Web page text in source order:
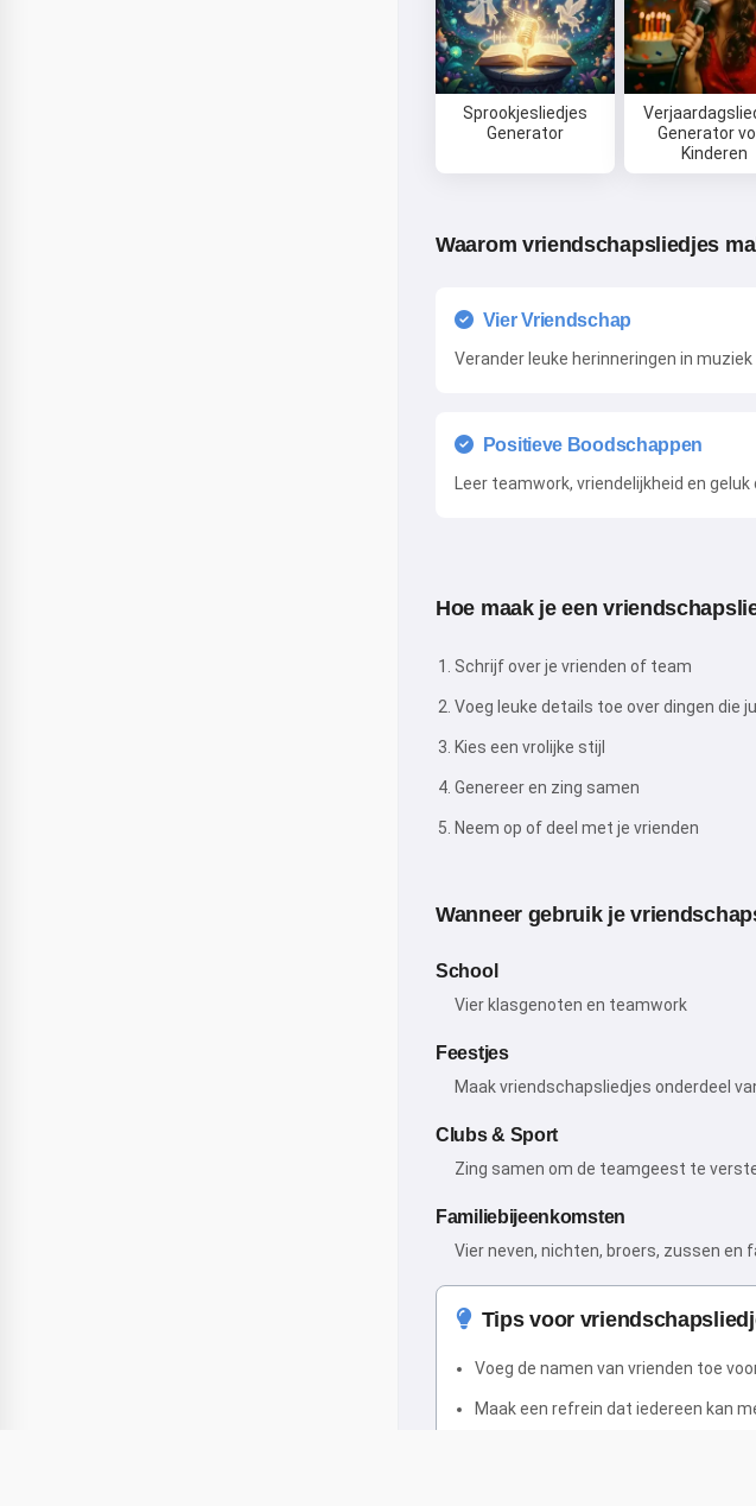
Sprookjesliedjes
Generator
Generator
Kinderen
Waarom vriendschapsliedjes
Vier Vriendschap
Verander leuke herinneringen in muziek
Positieve Boodschappen
Leer teamwork, vriendelijkheid en
Hoe maak je een
Schrijf over je vrienden of team
Voeg leuke details toe over dingen die
Kies een vrolijke stijl
Genereer en zing samen
Neem op of deel met je vrienden
Wanneer gebruik je
School
Vier klasgenoten en teamwork
Feestjes
Maak vriendschapsliedjes onderdeel
Clubs & Sport
Zing samen om de teamgeest te
Familiebijeenkomsten
Vier neven, nichten, broers, zussen en
Tips voor
Voeg de namen van vrienden toe
Maak een refrein dat iedereen kan